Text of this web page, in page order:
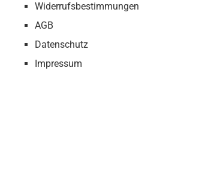
Widerrufsbestimmungen
AGB
Datenschutz
Impressum